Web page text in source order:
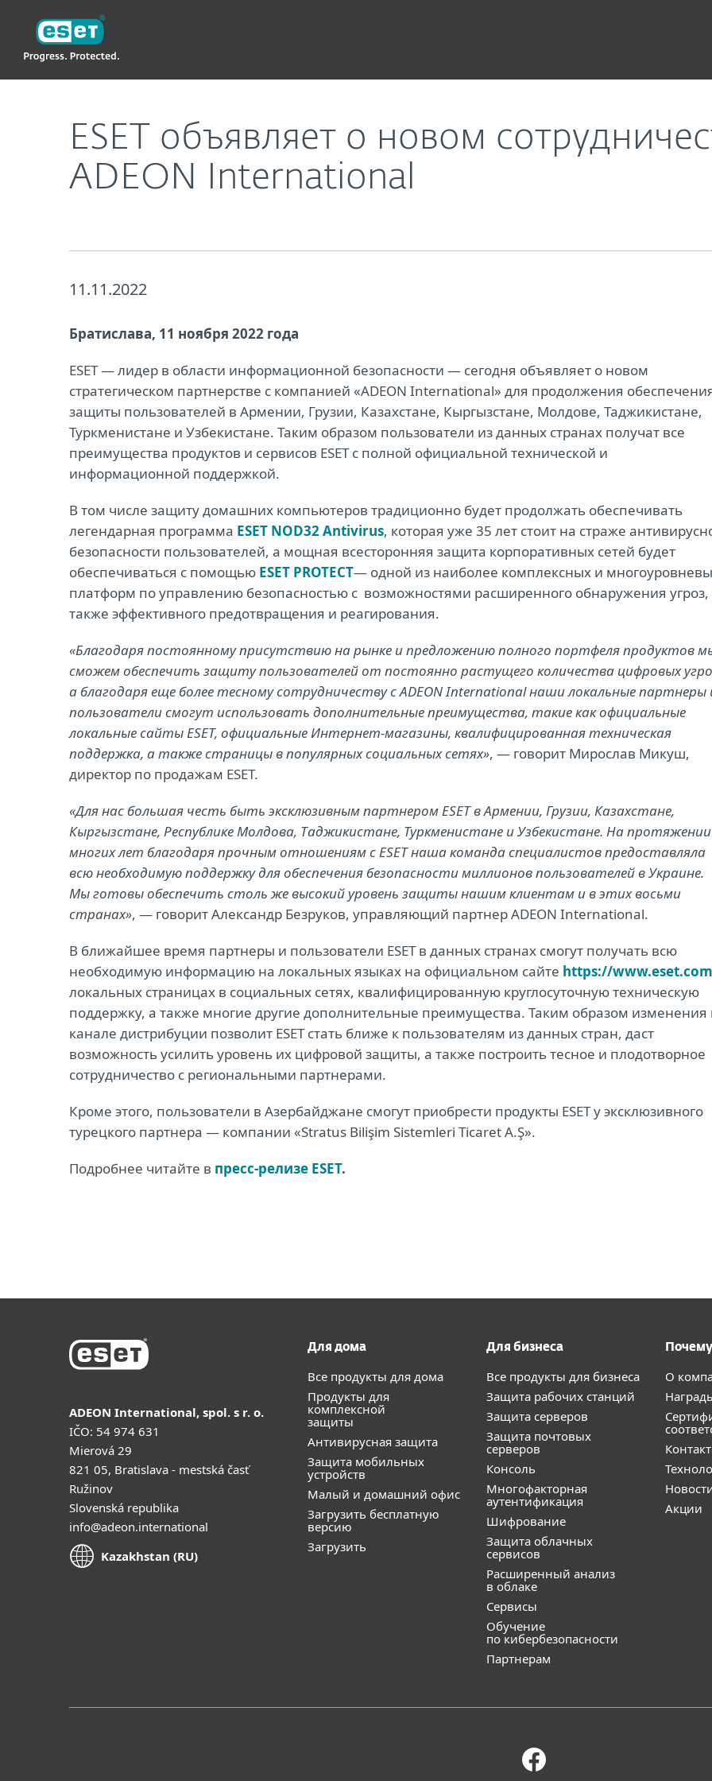
ESET объявляет о новом
ADEON International
11.11.2022
Братислава, 11 ноября 2022 года
ESET ― лидер в области информационной безопасности ― сегодня объявляет о новом
стратегическом партнерстве с компанией «ADEON International» для продолжения
защиты пользователей в Армении, Грузии, Казахстане, Кыргызстане, Молдове, Таджикистане,
Туркменистане и Узбекистане. Таким образом пользователи из данных странах получат все
преимущества продуктов и сервисов ESET с полной официальной технической и
информационной поддержкой.
В том числе защиту домашних компьютеров традиционно будет продолжать обеспечивать
легендарная программа ESET NOD32 Antivirus, которая уже 35 лет стоит на страже
безопасности пользователей, а мощная всесторонняя защита корпоративных сетей будет
обеспечиваться с помощью ESET PROTECT― одной из наиболее комплексных и
платформ по управлению безопасностью с возможностями расширенного обнаружения угроз,
также эффективного предотвращения и реагирования.
«Благодаря постоянному присутствию на рынке и предложению полного портфеля продуктов
сможем обеспечить защиту пользователей от постоянно растущего количества цифровых
а благодаря еще более тесному сотрудничеству с ADEON International наши локальные партнеры
пользователи смогут использовать дополнительные преимущества, такие как официальные
локальные сайты ESET, официальные Интернет-магазины, квалифицированная техническая
поддержка, а также страницы в популярных социальных сетях», ― говорит Мирослав Микуш,
директор по продажам ESET.
«Для нас большая честь быть эксклюзивным партнером ESET в Армении, Грузии, Казахстане,
Кыргызстане, Республике Молдова, Таджикистане, Туркменистане и Узбекистане. На протяжении
многих лет благодаря прочным отношениям с ESET наша команда специалистов предоставляла
всю необходимую поддержку для обеспечения безопасности миллионов пользователей в Украине.
Мы готовы обеспечить столь же высокий уровень защиты нашим клиентам и в этих восьми
странах», — говорит Александр Безруков, управляющий партнер ADEON International.
В ближайшее время партнеры и пользователи ESET в данных странах смогут получать всю
необходимую информацию на локальных языках на официальном сайте https://www.eset.com
локальных страницах в социальных сетях, квалифицированную круглосуточную техническую
поддержку, а также многие другие дополнительные преимущества. Таким образом изменения
канале дистрибуции позволит ESET стать ближе к пользователям из данных стран, даст
возможность усилить уровень их цифровой защиты, а также построить тесное и плодотворное
сотрудничество с региональными партнерами.
Кроме этого, пользователи в Азербайджане смогут приобрести продукты ESET у эксклюзивного
турецкого партнера ― компании «Stratus Bilişim Sistemleri Ticaret A.Ş».
Подробнее читайте в пресс-релизе ESET.
ESET объявляет о новом сотрудничестве с компанией ADEON International
ESET
ADEON International, spol. s r. o.
IČO: 54 974 631
Mierová 29
821 05, Bratislava - mestská časť
Ružinov
Slovenská republika
info@adeon.international
Kazakhstan (RU)
Для дома
Все продукты для дома
Продукты для
комплексной
защиты
Антивирусная защита
Защита мобильных
устройств
Малый и домашний офис
Загрузить бесплатную
версию
Загрузить
Для бизнеса
Все продукты для бизнеса
Защита рабочих станций
Защита серверов
Защита почтовых
серверов
Консоль
Многофакторная
аутентификация
Шифрование
Защита облачных
сервисов
Расширенный анализ
в облаке
Сервисы
Обучение
по кибербезопасности
Партнерам
Почему
О
Акции